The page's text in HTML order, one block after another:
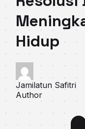
Hidup
Jamilatun Safitri
Author